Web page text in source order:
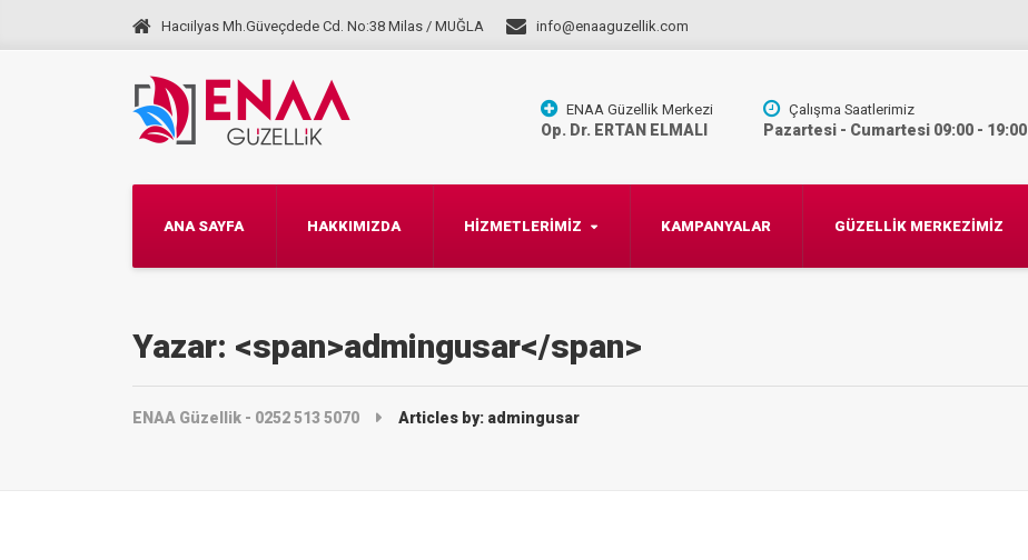
Hacıilyas Mh.Güveçdede Cd. No:38 Milas / MUĞLA info@enaaguzellik.com
ANA SAYFA HAKKIMIZDA HİZMETLERİMİZ KAMPANYALAR GÜZELLİK MERKEZİMİZ
ENAA Güzellik Merkezi
Op. Dr. ERTAN ELMALI
Çalışma Saatlerimiz
Pazartesi - Cumartesi 09:00 - 19:00
Yazar: <span>admingusar</span>
ENAA Güzellik - 0252 513 5070 Articles by: admingusar